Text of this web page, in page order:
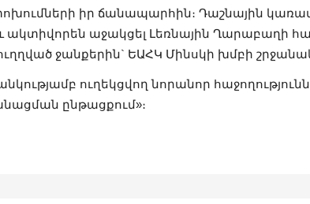
իր ճանապարհին։ Դաշնային
աջակցել Լեռնային Ղարաբաղի
ջանքերին` ԵԱՀԿ Մինսկի խմբի
ուղեկցվող նորանոր
ընթացքում»։